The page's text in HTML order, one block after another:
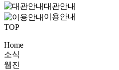
대관안내
이용안내
TOP
Home
소식
웹진